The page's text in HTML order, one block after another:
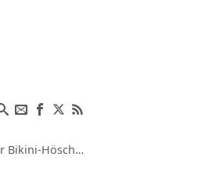
Höschen